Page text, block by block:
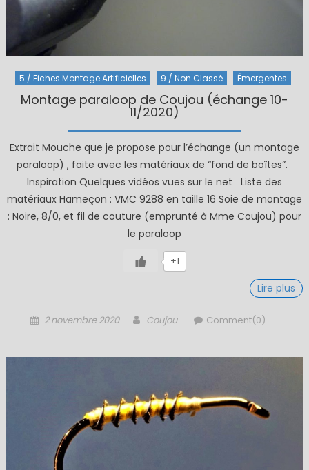
5 / Fiches Montage Artificielles 9 / Non Classé Émergentes
Montage paraloop de Coujou (échange 10-
11/2020)
Extrait Mouche que je propose pour l’échange (un montage
paraloop) , faite avec les matériaux de “fond de boîtes”.
Inspiration Quelques vidéos vues sur le net Liste des
matériaux Hameçon : VMC 9288 en taille 16 Soie de montage
: Noire, 8/0, et fil de couture (emprunté à Mme Coujou) pour
le paraloop
+1
Lire plus
Posted
2 novembre 2020 Author
Coujou Comment(0)